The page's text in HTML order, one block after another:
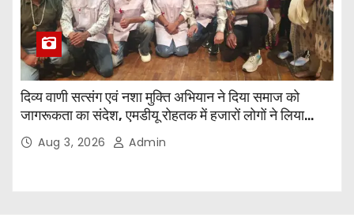
दिव्य वाणी सत्संग एवं नशा मुक्ति अभियान ने दिया समाज को
जागरूकता का संदेश, एमडीयू रोहतक में हजारों लोगों ने लिया
संकल्पAug 3, 2026 Admin